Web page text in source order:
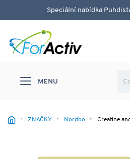
Speciální nabídka
MENU
ZNAČKY Nordbo Creatine